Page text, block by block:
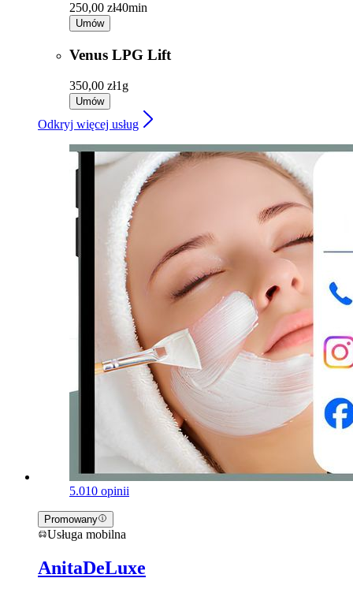
250,00 zł40min
Umów
Venus LPG Lift
350,00 zł1g
Umów
Odkryj więcej usług
5.010 opinii
Promowany
Usługa mobilna
AnitaDeLuxe